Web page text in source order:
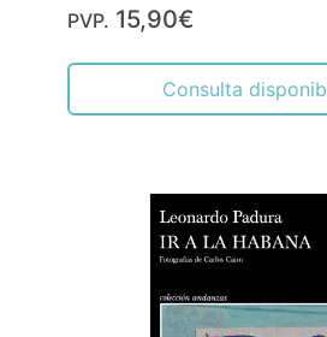
PVP. 15,90€
Consulta